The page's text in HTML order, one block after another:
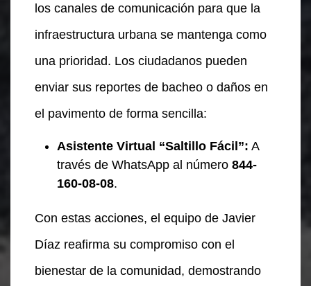
los canales de comunicación para que la
infraestructura urbana se mantenga como
una prioridad. Los ciudadanos pueden
enviar sus reportes de bacheo o daños en
el pavimento de forma sencilla:
Asistente Virtual “Saltillo Fácil”: A
través de WhatsApp al número 844-
160-08-08.
Con estas acciones, el equipo de Javier
Díaz reafirma su compromiso con el
bienestar de la comunidad, demostrando